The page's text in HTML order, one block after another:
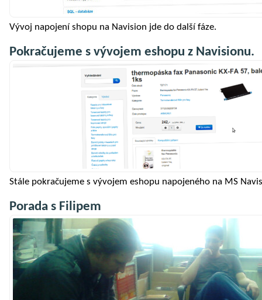
Vývoj napojení shopu na Navision jde do další fáze.
Pokračujeme s vývojem eshopu z Navisionu.
Stále pokračujeme s vývojem eshopu napojeného na MS
Porada s Filipem